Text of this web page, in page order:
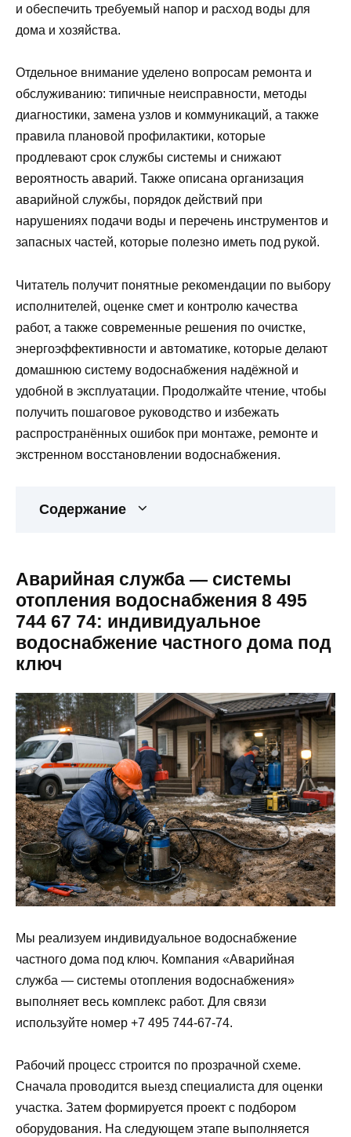
и обеспечить требуемый напор и расход воды для
дома и хозяйства.
Отдельное внимание уделено вопросам ремонта и
обслуживанию: типичные неисправности, методы
диагностики, замена узлов и коммуникаций, а также
правила плановой профилактики, которые
продлевают срок службы системы и снижают
вероятность аварий. Также описана организация
аварийной службы, порядок действий при
нарушениях подачи воды и перечень инструментов и
запасных частей, которые полезно иметь под рукой.
Читатель получит понятные рекомендации по выбору
исполнителей, оценке смет и контролю качества
работ, а также современные решения по очистке,
энергоэффективности и автоматике, которые делают
домашнюю систему водоснабжения надёжной и
удобной в эксплуатации. Продолжайте чтение, чтобы
получить пошаговое руководство и избежать
распространённых ошибок при монтаже, ремонте и
экстренном восстановлении водоснабжения.
Содержание
Аварийная служба — системы
отопления водоснабжения 8 495
744 67 74: индивидуальное
водоснабжение частного дома под
ключ
Мы реализуем индивидуальное водоснабжение
частного дома под ключ. Компания «Аварийная
служба — системы отопления водоснабжения»
выполняет весь комплекс работ. Для связи
используйте номер +7 495 744-67-74.
Рабочий процесс строится по прозрачной схеме.
Сначала проводится выезд специалиста для оценки
участка. Затем формируется проект с подбором
оборудования. На следующем этапе выполняется